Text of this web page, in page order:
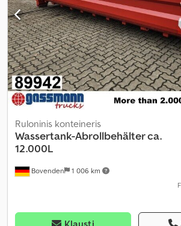
Bovenden 1 006 km
Ruloninis konteineris
Wassertank-Abrollbehälter ca.
12.000L
Klausti